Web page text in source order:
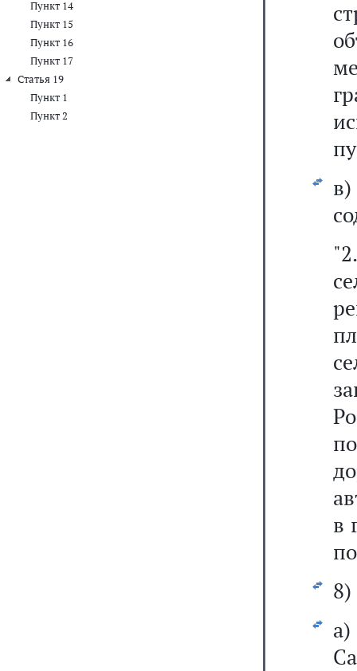
Пункт 14
Пункт 15
Пункт 16
Пункт 17
Статья 19
Пункт 1
Пункт 2
в